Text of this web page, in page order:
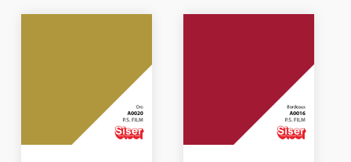
23,20 €.13,92 €.
23,20 €.13,92 €.